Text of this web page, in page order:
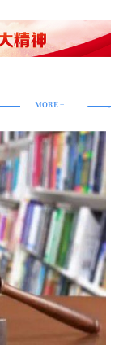
通道以及专门的现
，工作人员搀扶
文特赞叹中国春节
文说，中国春节“不
创新的展示窗
莱坞还在拍摄《终
人”——匈牙利和泰国
媒惊叹的，不仅是
国《焦点》周刊发
已解决平衡难题——
引施蒂勒技术与市
，仅一年时间，机器
对开发机器人‘大
古村观看机器人表
业”网站说，2026
国的人工智能展现
，人们看到“中国的
年春节假期全社会跨
镇，感受传承千
中华彩灯大世界，
受山河壮阔，在驻
。丙午马年第一
，我感到很满
着说。 在免签国家
推动下，“到中国过
预测，今年春节假
年同期增长
楼街观赏龙狮巡
行。春节假期，河
置更加高效；山东青
埠南站增开高峰时
扶……各地以精细化
货畅其流。交通
累计运输货物
累计投递量约6.3亿
电视节目制作经营
奖”征文活动，并在
梁，彰显当代文学
跨越千年时空，让
持续开展了“全国道
实力派优秀作家、优
委、签约作家；依托
基地等。与中国教
品借助主流媒介走
誉，受到国家有关
会员、一名政协常
联谊会副会长，积
后撰写了《关于推
规范佛教教职人员网
用品及内容监管的
》等提案和社情民
相关部门的重视，
请为社情民意信息
MORE +